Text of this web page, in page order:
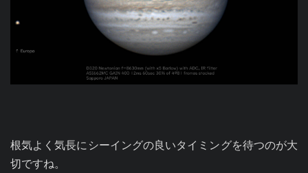
根気よく気長にシーイングの良いタイミングを待つのが大
切ですね。